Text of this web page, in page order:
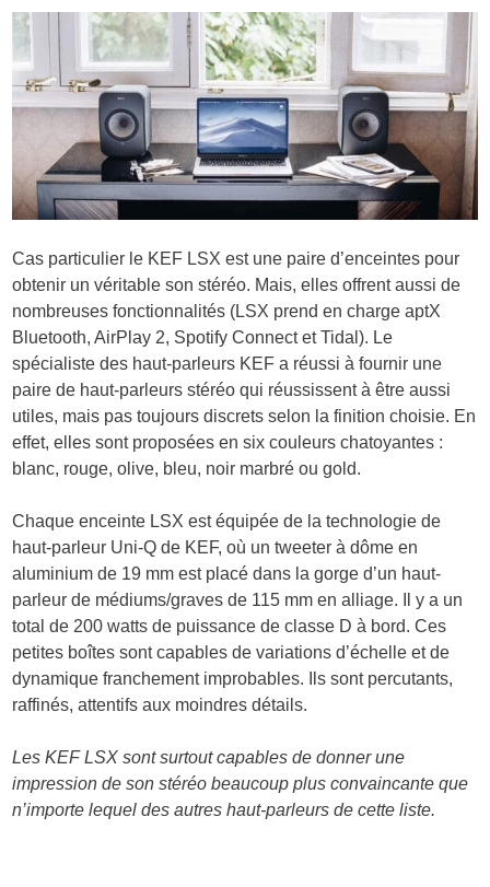
Cas particulier le KEF LSX est une paire d’enceintes pour
obtenir un véritable son stéréo. Mais, elles offrent aussi de
nombreuses fonctionnalités (LSX prend en charge aptX
Bluetooth, AirPlay 2, Spotify Connect et Tidal). Le
spécialiste des haut-parleurs KEF a réussi à fournir une
paire de haut-parleurs stéréo qui réussissent à être aussi
utiles, mais pas toujours discrets selon la finition choisie. En
effet, elles sont proposées en six couleurs chatoyantes :
blanc, rouge, olive, bleu, noir marbré ou gold.
Chaque enceinte LSX est équipée de la technologie de
haut-parleur Uni-Q de KEF, où un tweeter à dôme en
aluminium de 19 mm est placé dans la gorge d’un haut-
parleur de médiums/graves de 115 mm en alliage. Il y a un
total de 200 watts de puissance de classe D à bord. Ces
petites boîtes sont capables de variations d’échelle et de
dynamique franchement improbables. Ils sont percutants,
raffinés, attentifs aux moindres détails.
Les KEF LSX sont surtout capables de donner une
impression de son stéréo beaucoup plus convaincante que
n’importe lequel des autres haut-parleurs de cette liste.